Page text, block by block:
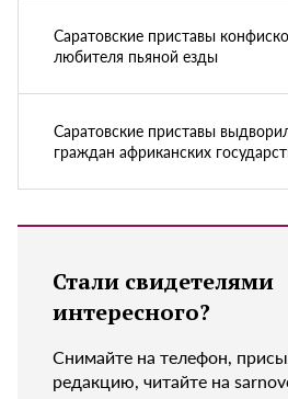
Саратовские приставы
любителя пьяной езды
Саратовские приставы
граждан африканских
Стали свидетелями
интересного?
Снимайте на телефон,
редакцию, читайте на